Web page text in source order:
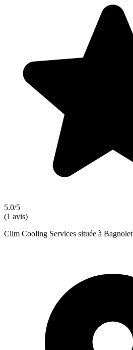
5.0/5
(1 avis)
Clim Cooling Services située à Bagnolet